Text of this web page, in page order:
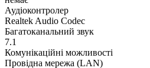
Аудіоконтролер
Realtek Audio Codec
Багатоканальний звук
7.1
Комунікаційні можливості
Провідна мережа (LAN)